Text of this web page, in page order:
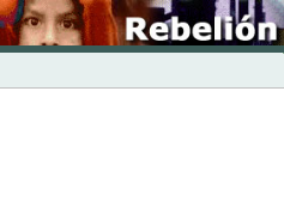
Skip
to
content
INICIO